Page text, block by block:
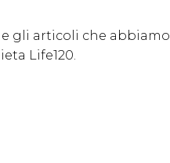
gli articoli che
Life120.